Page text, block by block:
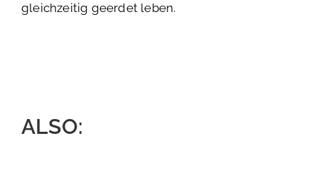
gleichzeitig geerdet leben.
ALSO: